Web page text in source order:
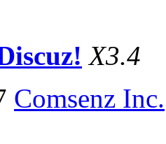
X3.4
Comsenz Inc.